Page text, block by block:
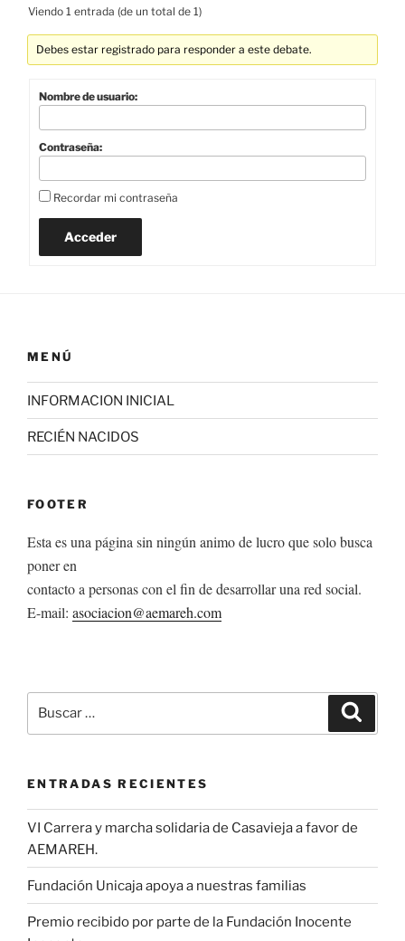
Viendo 1 entrada (de un total de 1)
Debes estar registrado para responder a este debate.
Nombre de usuario:
Contraseña:
Recordar mi contraseña
Acceder
MENÚ
INFORMACION INICIAL
RECIÉN NACIDOS
FOOTER
Esta es una página sin ningún animo de lucro que solo busca
poner en
contacto a personas con el fin de desarrollar una red social.
E-mail: asociacion@aemareh.com
por:
ENTRADAS RECIENTES
VI Carrera y marcha solidaria de Casavieja a favor de
AEMAREH.
Fundación Unicaja apoya a nuestras familias
Premio recibido por parte de la Fundación Inocente